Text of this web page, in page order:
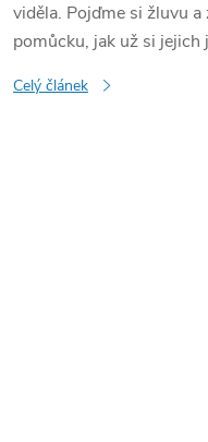
viděla. Pojďme si žluvu
pomůcku, jak už si jejich
Celý článek